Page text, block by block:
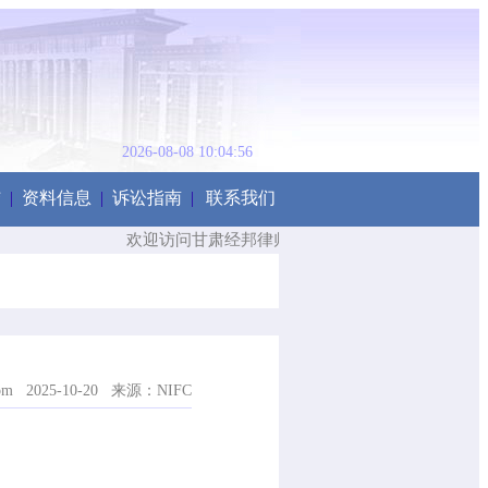
2026-08-08 10:04:56
| 资料信息 | 诉讼指南 | 联系我们
欢迎访问甘肃经邦律师事务所网站 ！Welcome to
2025-10-20 来源：NIFC